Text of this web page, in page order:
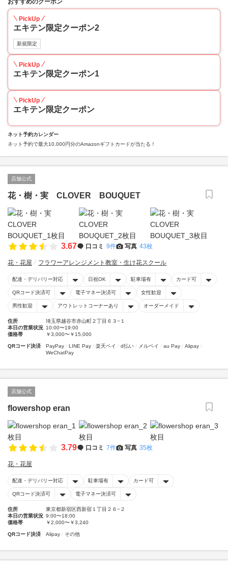
おすすめのクーポン
PickUp
エキテン限定クーポン2
新規限定
PickUp
エキテン限定クーポン1
PickUp
エキテン限定クーポン
ネット予約カレンダー
ネット予約で最大10,000円分のAmazonギフトカードが当たる！
店舗公式
花・樹・実 CLOVER BOUQUET
3.67 口コミ 9件 写真 43枚
花・花屋 フラワーアレンジメント教室・生け花スクール
配達・デリバリー対応 日祝OK 駐車場有 カード可
QRコード決済可 電子マネー決済可 女性歓迎
男性歓迎 アウトレットコーナーあり オーダーメイド
住所
埼玉県越谷市赤山町２丁目６３−１
本日の営業状況 10:00〜19:00
価格帯
￥3,000〜￥15,000
QRコード決済 PayPay LINE Pay 楽天ペイ d払い メルペイ au Pay
Alipay
WeChatPay
店舗公式
flowershop eran
3.79 口コミ 7件 写真 35枚
花・花屋
配達・デリバリー対応 駐車場有 カード可
QRコード決済可 電子マネー決済可
住所
東京都新宿区西新宿１丁目２６−２
本日の営業状況 9:00〜18:00
価格帯
￥2,000〜￥3,240
QRコード決済 Alipay その他